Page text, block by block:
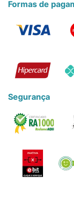
Formas de
Segurança